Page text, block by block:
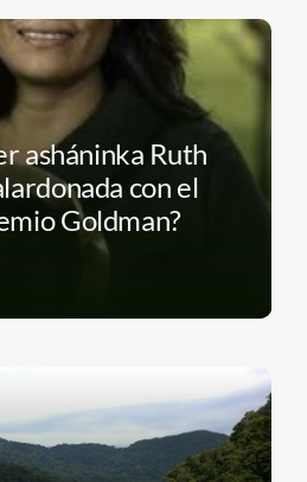
asháninka Ruth
con el
Goldman?